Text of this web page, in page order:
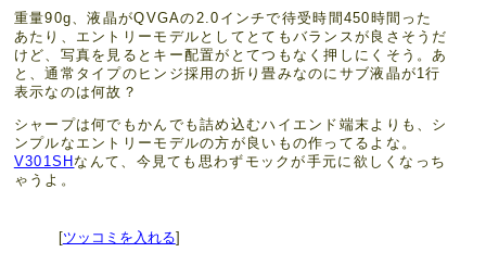
重量90g、液晶がQVGAの2.0インチで待受時間450時間った
あたり、エントリーモデルとしてとてもバランスが良さそうだ
けど、写真を見るとキー配置がとてつもなく押しにくそう。あ
と、通常タイプのヒンジ採用の折り畳みなのにサブ液晶が1行
表示なのは何故？
シャープは何でもかんでも詰め込むハイエンド端末よりも、シ
ンプルなエントリーモデルの方が良いもの作ってるよな。
V301SHなんて、今見ても思わずモックが手元に欲しくなっち
ゃうよ。
[ツッコミを入れる]